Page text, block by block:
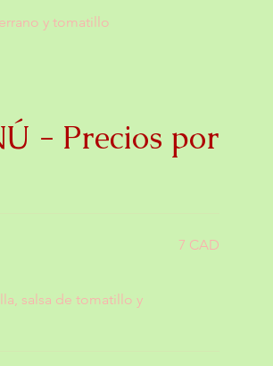
y tomatillo
- Precios por
salsa de tomatillo y
7 CAD